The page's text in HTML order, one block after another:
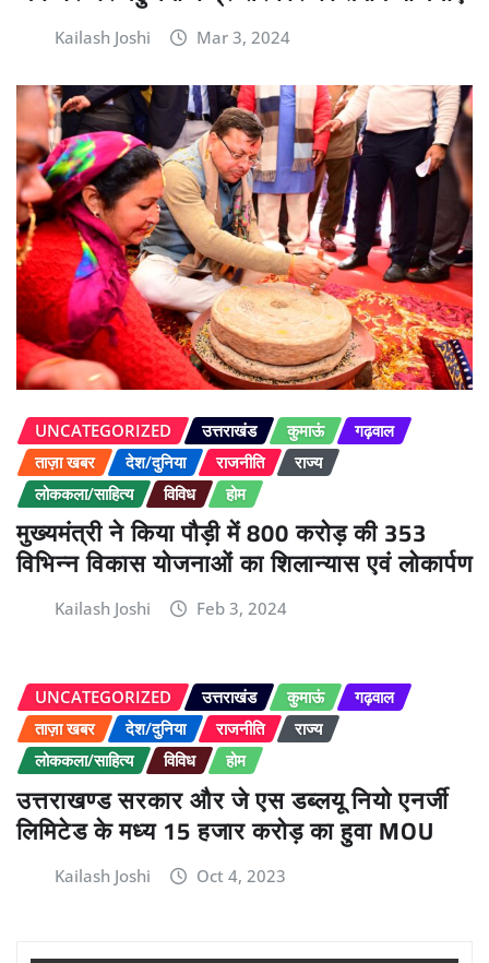
Kailash Joshi Mar 3, 2024
UNCATEGORIZED उत्तराखंड कुमाऊं
गढ़वाल
ताज़ा खबर
देश/दुनिया राजनीति
राज्य
लोककला/साहित्य
विविध होम
मुख्यमंत्री ने किया पौड़ी में 800 करोड़ की 353
विभिन्न विकास योजनाओं का शिलान्यास एवं लोकार्पण
Kailash Joshi Feb 3, 2024
UNCATEGORIZED उत्तराखंड कुमाऊं
गढ़वाल
ताज़ा खबर
देश/दुनिया राजनीति
राज्य
लोककला/साहित्य
विविध होम
उत्तराखण्ड सरकार और जे एस डब्लयू नियो एनर्जी
लिमिटेड के मध्य 15 हजार करोड़ का हुवा MOU
Kailash Joshi Oct 4, 2023